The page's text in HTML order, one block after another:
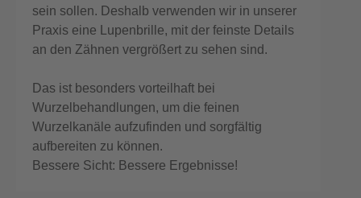
sein sollen. Deshalb verwenden wir in unserer
Praxis eine Lupenbrille, mit der feinste Details
an den Zähnen vergrößert zu sehen sind.
Das ist besonders vorteilhaft bei
Wurzelbehandlungen, um die feinen
Wurzelkanäle aufzufinden und sorgfältig
aufbereiten zu können.
Bessere Sicht: Bessere Ergebnisse!